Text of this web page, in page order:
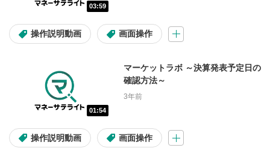
初級～上級 中級～上級
投資テーマ・材料
高配当 割安株
03:59
操作説明動画 画面操作
01:54
マーケットラボ ～決算発表予定日の
確認方法～
3年前
操作説明動画 画面操作